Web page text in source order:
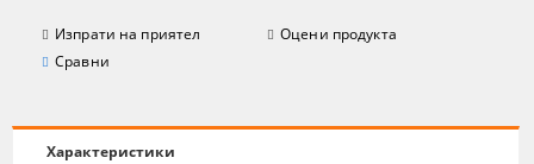
Изпрати на приятел
Оцени продукта
Сравни
Характеристики